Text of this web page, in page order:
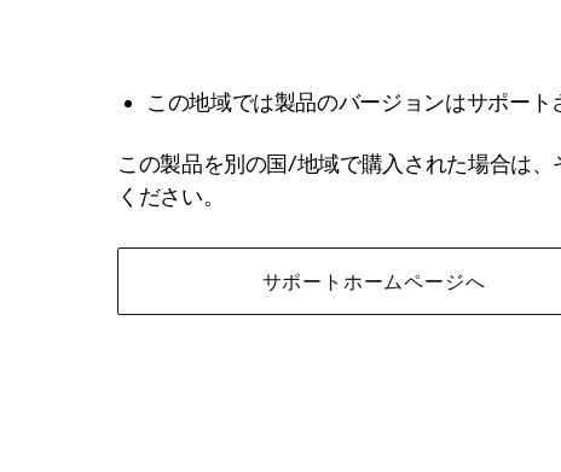
この地域では製品のバージョンはサポート
この製品を別の国/地域で購入された場合は
ください。
サポートホームページへ